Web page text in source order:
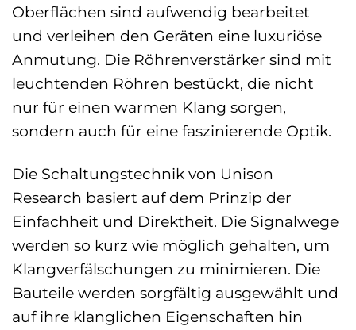
Oberflächen sind aufwendig bearbeitet
und verleihen den Geräten eine luxuriöse
Anmutung. Die Röhrenverstärker sind mit
leuchtenden Röhren bestückt, die nicht
nur für einen warmen Klang sorgen,
sondern auch für eine faszinierende Optik.
Die Schaltungstechnik von Unison
Research basiert auf dem Prinzip der
Einfachheit und Direktheit. Die Signalwege
werden so kurz wie möglich gehalten, um
Klangverfälschungen zu minimieren. Die
Bauteile werden sorgfältig ausgewählt und
auf ihre klanglichen Eigenschaften hin